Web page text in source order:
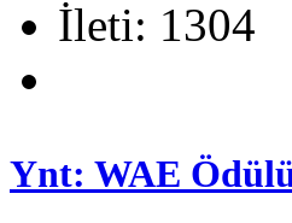
İleti: 1304
Ynt: WAE